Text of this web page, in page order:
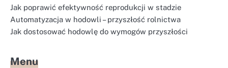
Jak poprawić efektywność reprodukcji w stadzie
Automatyzacja w hodowli – przyszłość rolnictwa
Jak dostosować hodowlę do wymogów przyszłości
Menu